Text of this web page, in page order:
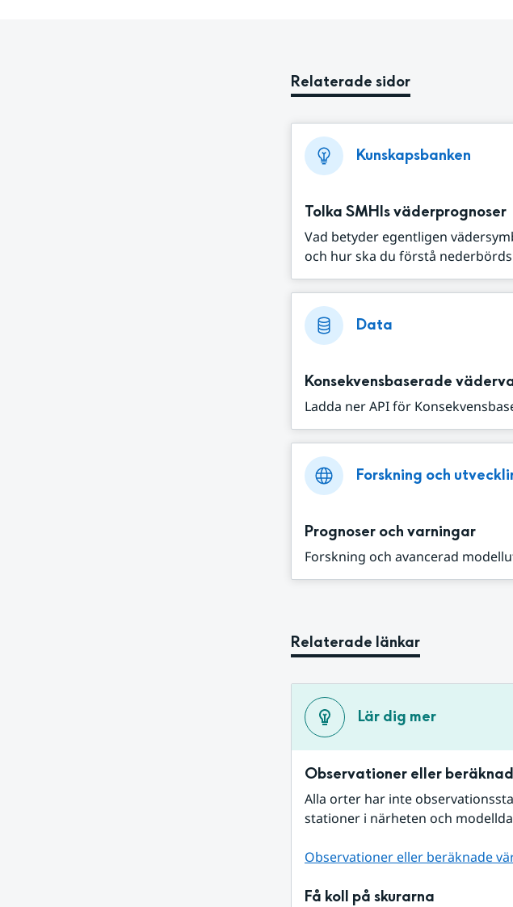
Relaterade sidor
Kunskapsbanken
Tolka SMHIs väderprognoser
Vad betyder egentligen
och hur ska du förstå
Data
Konsekvensbaserade
Ladda ner API för
Forskning och
Prognoser och varningar
Forskning och avancerad
Relaterade länkar
Lär dig mer
Observationer eller
Alla orter har inte
stationer i närheten och
Observationer eller beräknade
Få koll på skurarna